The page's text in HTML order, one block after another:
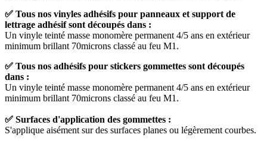
✅ Tous nos vinyles adhésifs pour panneaux et support de
lettrage adhésif sont découpés dans :
Un vinyle teinté masse monomère permanent 4/5 ans en extérieur
minimum brillant 70microns classé au feu M1.
✅ Tous nos adhésifs pour stickers gommettes sont découpés
dans :
Un vinyle teinté masse monomère permanent 4/5 ans en extérieur
minimum brillant 70microns classé au feu M1.
✅ Surfaces d'application des gommettes :
S'applique aisément sur des surfaces planes ou légèrement courbes.